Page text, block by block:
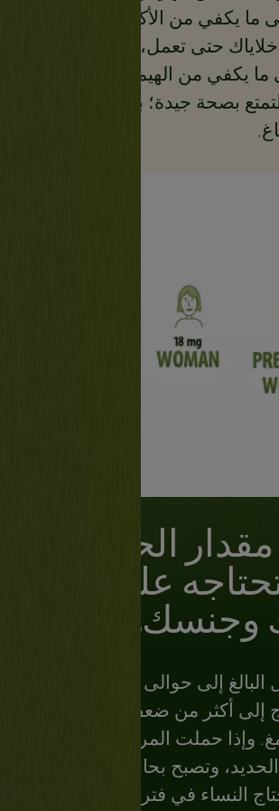
ما يكفي من الأكسجين
حتى تعمل، لذا فإن
يكفي من الهيموغلوبين أمر
بصحة جيدة؛ بل إنه مهم
الحديد
على
وجنسك.
إلى أكثر من ضعف ذلك،
18 مغ. وإذا حملت المرأة، تزيد
النساء في فترة الحيض